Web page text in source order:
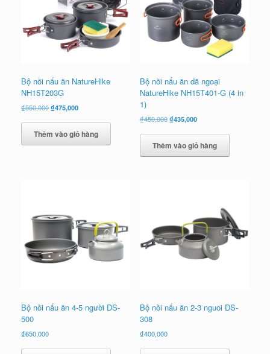
Bộ nồi nấu ăn NatureHike
NH15T203G
₫550,000Giá
là:
₫550,000.
₫475,000Giá
tại
là:
₫475,000.
Thêm vào giỏ hàng
Bộ nồi nấu ăn dã ngoại
NatureHike NH15T401-G (4 in
1)
₫450,000 Giá
là:
₫450,000.
₫435,000Giá
tại
là:
₫435,000.
Thêm vào giỏ hàng
Bộ nồi nấu ăn 4-5 người DS-
500
₫650,000
Bộ nồi nấu ăn 2-3 nguoi DS-
308
₫400,000